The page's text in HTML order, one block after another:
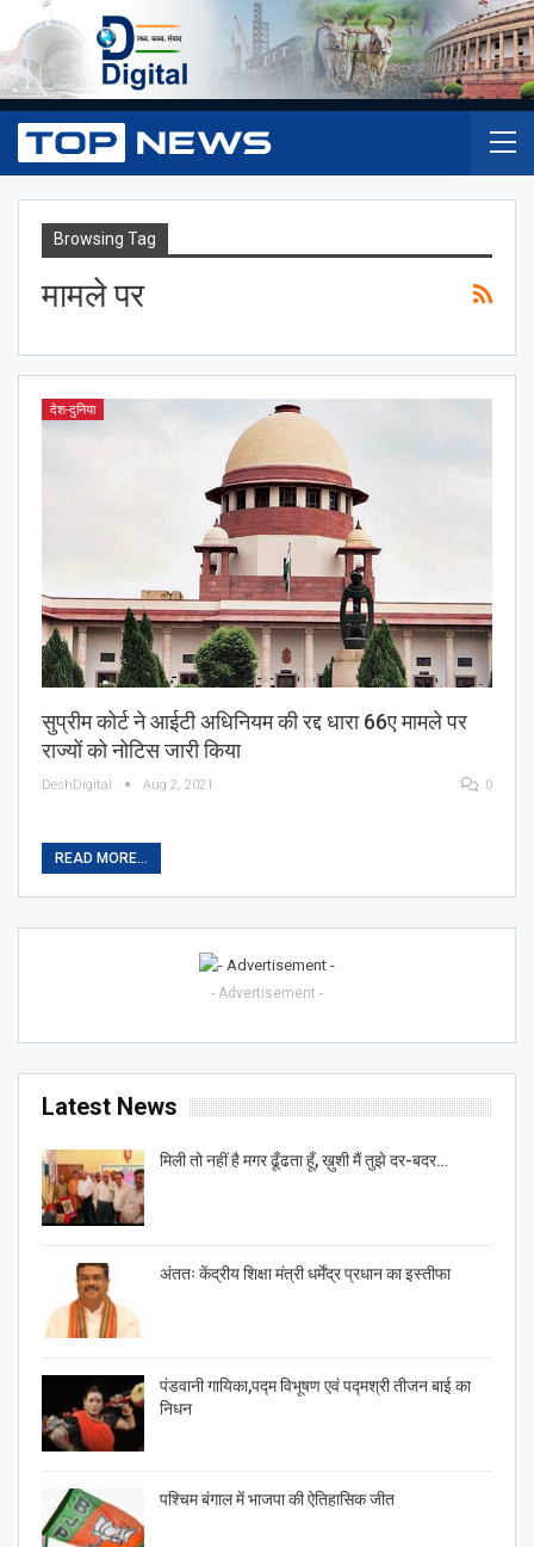
Browsing Tag
मामले पर
देश-दुनिया
सुप्रीम कोर्ट ने आईटी अधिनियम की रद्द धारा 66ए मामले पर
राज्यों को नोटिस जारी किया
DeshDigital Aug 2, 2021 0
READ MORE...
- Advertisement -
Latest News
मिली तो नहीं है मगर ढूँढता हूँ, ख़ुशी मैं तुझे दर-बदर…
अंततः केंद्रीय शिक्षा मंत्री धर्मेंद्र प्रधान का इस्तीफा
पंडवानी गायिका,पद्म विभूषण एवं पद्मश्री तीजन बाई का
निधन
पश्चिम बंगाल में भाजपा की ऐतिहासिक जीत